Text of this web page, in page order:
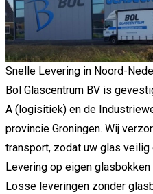
Snelle Levering in Noord-
Bol Glascentrum BV is
A (logisitiek) en de
provincie Groningen. Wij
transport, zodat uw glas veilig
Levering op eigen
Losse leveringen zonder